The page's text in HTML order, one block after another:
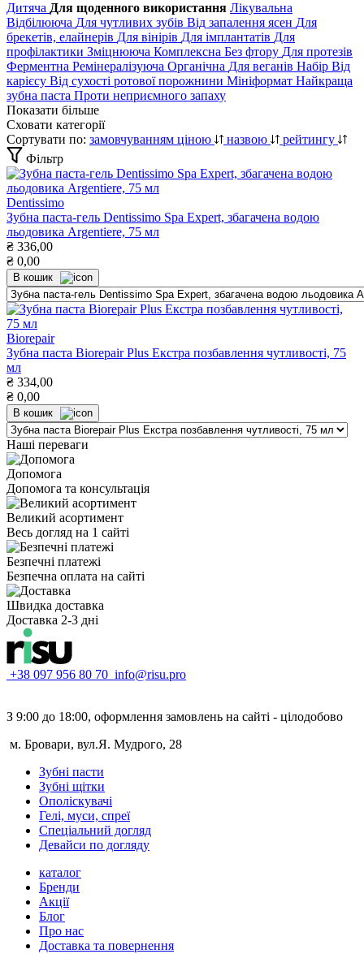
Дитяча Для щоденного використання Лікувальна
Відбілююча Для чутливих зубів Від запалення ясен Для
брекетів, елайнерів Для вінірів Для імплантатів Для
профілактики Зміцнююча Комплексна Без фтору Для протезів
Ферментна Ремінералізуюча Органічна Для веганів Набір Від
карієсу Від сухості ротової порожнини Мініформат Найкраща
зубна паста Проти неприємного запаху
Показати більше
Сховати категорії
Сортувати по: замовчуванням ціною назвою
рейтингу
Фільтр
Dentissimo
Зубна паста-гель Dentissimo Spa Expert, збагачена водою
льодовика Argentiere, 75 мл
₴ 336,00
₴ 0,00
В кошик
Biorepair
Зубна паста Biorepair Plus Екстра позбавлення чутливості, 75
мл
₴ 334,00
₴ 0,00
В кошик
Наші переваги
Допомога
Допомога та консультація
Великий асортимент
Весь догляд на 1 сайті
Безпечні платежі
Безпечна оплата на сайті
Швидка доставка
Доставка 2-3 дні
+38 097 956 80 70 info@risu.pro
З 9:00 до 18:00, оформлення замовлень на сайті - цілодобово
м. Бровари, вул.Я. Мудрого, 28
Зубні пасти
Зубні щітки
Ополіскувачі
Гелі, муси, спреї
Спеціальний догляд
Девайси по догляду
каталог
Бренди
Акції
Блог
Про нас
Доставка та повернення